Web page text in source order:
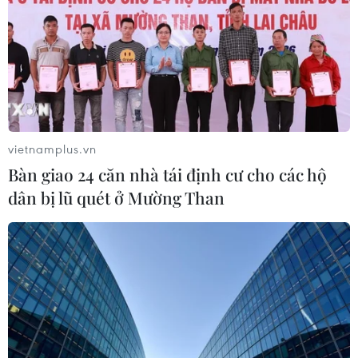
Vụ cháy nhà dân lúc rạng sáng tại
Thành phố Hồ Chí Minh: Hai người
tử vong
06/08/2026 05:00
hiện trường, điều tra nguyên nhân
vụ cháy chợ Biên Hòa
06/08/2026 04:37
vietnamplus.vn
Bàn giao 24 căn nhà tái định cư cho các hộ
dân bị lũ quét ở Mường Than